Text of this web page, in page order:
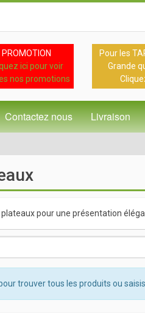
PROMOTION
ici pour voir
nos promotions
Pour les
Grande
Contactez nous Livraison
pour une présentation
trouver tous les produits ou